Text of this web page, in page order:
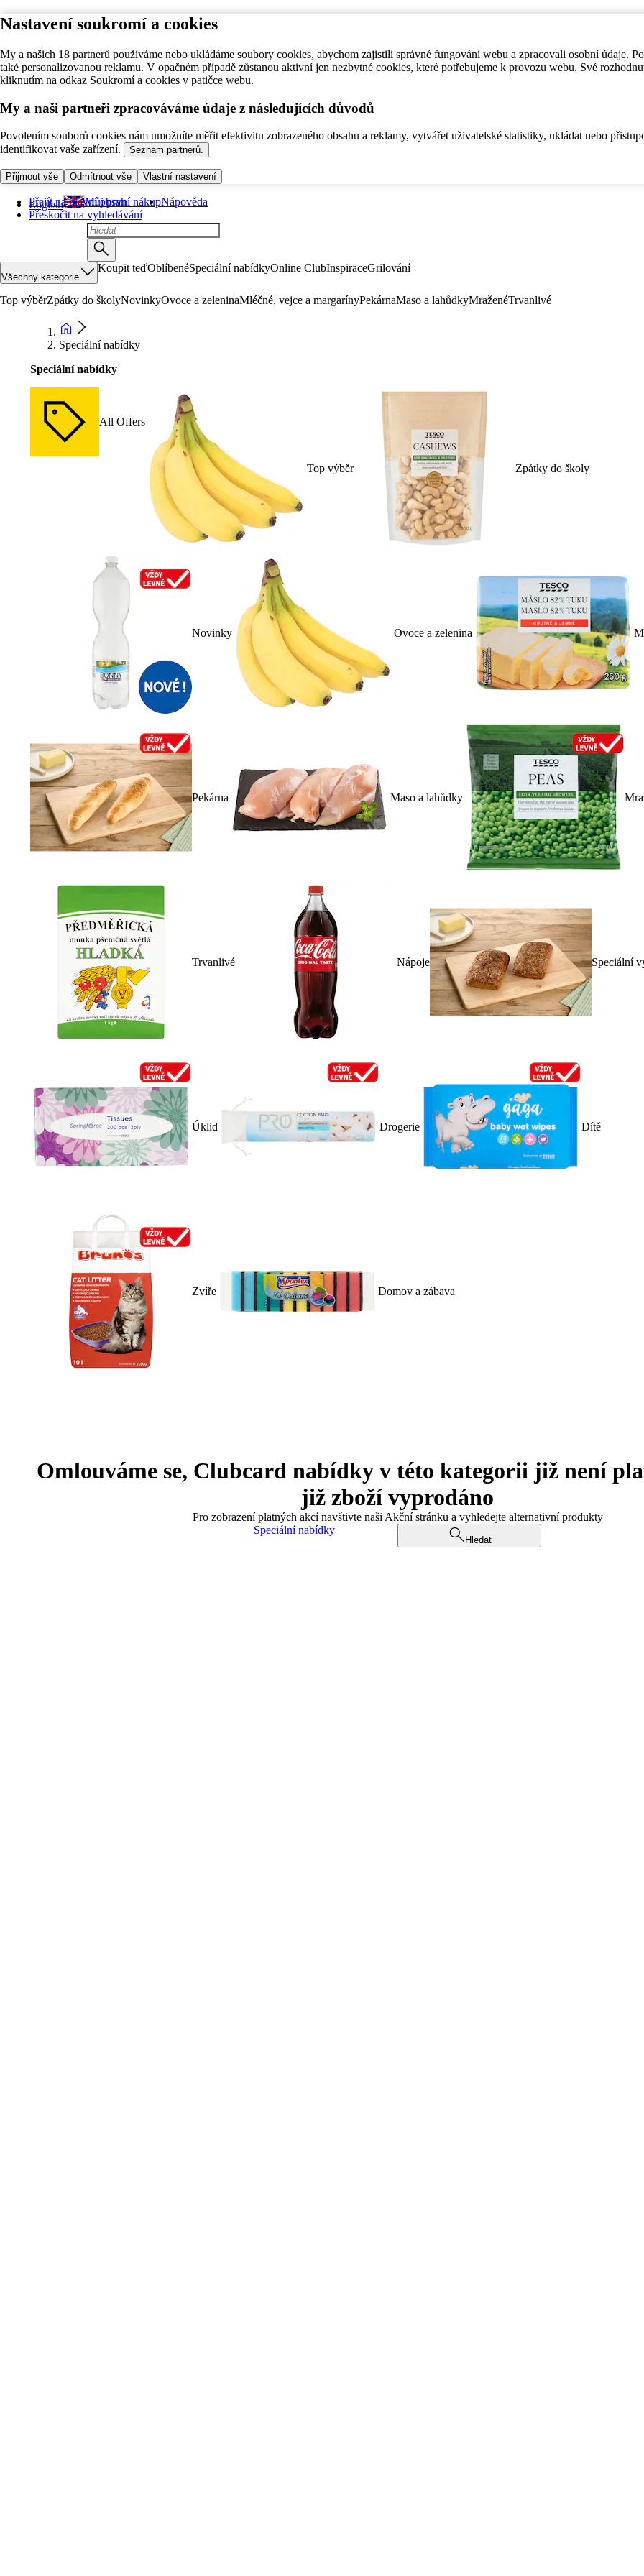
Nastavení soukromí a cookies
My a našich 18 partnerů používáme nebo ukládáme soubory cookies, abychom zajistili správné fungování webu a zpracovali osobní údaje.
také personalizovanou reklamu. V opačném případě zůstanou aktivní jen nezbytné cookies, které potřebujeme k provozu webu. Své
kliknutím na odkaz Soukromí a cookies v patičce webu.
My a naši partneři zpracováváme údaje z následujících důvodů
Povolením souborů cookies nám umožníte měřit efektivitu zobrazeného obsahu a reklamy, vytvářet uživatelské statistiky, ukládat nebo
identifikovat vaše zařízení.
Seznam partnerů.
Přijmout vše Odmítnout vše Vlastní nastavení
Přejít na hlavní obsah
Přeskočit na vyhledávání
English Můj první nákupNápověda
Všechny kategorie
Koupit teďOblíbenéSpeciální nabídkyOnline ClubInspiraceGrilování
Top výběrZpátky do školyNovinkyOvoce a zeleninaMléčné, vejce a margarínyPekárnaMaso a lahůdkyMraženéTrvanlivé
Speciální nabídky
Speciální nabídky
All Offers
Top výběr Zpátky do školy
Novinky Ovoce a zelenina
Pekárna Maso a lahůdky
Trvanlivé Nápoje Speciální
Úklid Drogerie Dítě
Zvíře Domov a zábava
Omlouváme se, Clubcard nabídky v této kategorii již není
již zboží vyprodáno
Pro zobrazení platných akcí navštivte naši Akční stránku a vyhledejte alternativní produkty
Speciální nabídky
Hledat